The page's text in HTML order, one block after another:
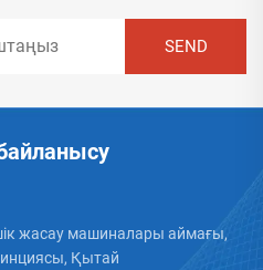
жасау машиналары аймағы,
Қытай